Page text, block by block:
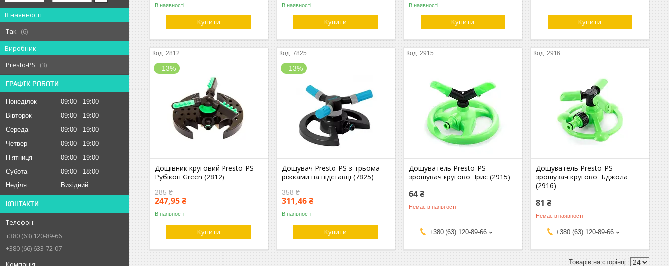
В наявності
Так
6
Виробник
Presto-PS
3
ГРАФІК РОБОТИ
Понеділок 09:00
19:00
Вівторок
09:00
19:00
Середа
09:00
19:00
Четвер
09:00
19:00
Пʼятниця
09:00
19:00
Субота
09:00
18:00
Неділя
Вихідний
КОНТАКТИ
+380 (63) 120-89-66
+380 (66) 633-72-07
В наявності
Купити
В наявності
Купити
В наявності
Купити Купити
2812
–13%
Дощівник круговий Presto-PS
Рубікон Green (2812)
285 ₴
247,95 ₴
В наявності
Купити
7825
–13%
Дощувач Presto-PS з трьома
ріжками на підставці (7825)
358 ₴
311,46 ₴
В наявності
Купити
2915
Дощуватель Presto-PS
зрошувач кругової Ірис (2915)
64 ₴
Немає в наявності
+380 (63) 120-89-66
2916
Дощуватель Presto-PS
зрошувач кругової Бджола
(2916)
81 ₴
Немає в наявності
+380 (63) 120-89-66